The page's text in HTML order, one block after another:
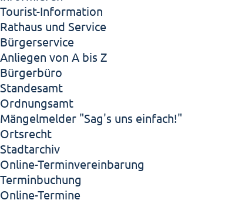
Tourist-Information
Rathaus und Service
Bürgerservice
Anliegen von A bis Z
Bürgerbüro
Standesamt
Ordnungsamt
Mängelmelder "Sag's uns einfach!"
Ortsrecht
Stadtarchiv
Online-Terminvereinbarung
Terminbuchung
Online-Termine